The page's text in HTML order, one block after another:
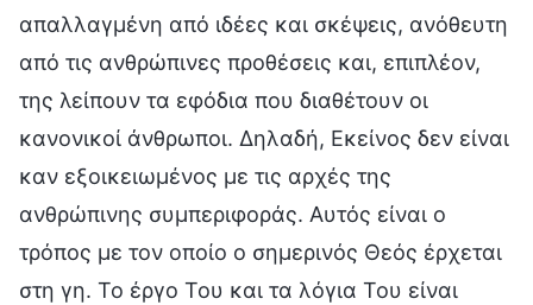
απαλλαγμένη από ιδέες και σκέψεις, ανόθευτη
από τις ανθρώπινες προθέσεις και, επιπλέον,
της λείπουν τα εφόδια που διαθέτουν οι
κανονικοί άνθρωποι. Δηλαδή, Εκείνος δεν είναι
καν εξοικειωμένος με τις αρχές της
ανθρώπινης συμπεριφοράς. Αυτός είναι ο
τρόπος με τον οποίο ο σημερινός Θεός έρχεται
στη γη. Το έργο Του και τα λόγια Του είναι